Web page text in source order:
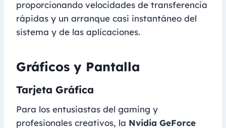
proporcionando velocidades de transferencia
rápidas y un arranque casi instantáneo del
sistema y de las aplicaciones.
Gráficos y Pantalla
Tarjeta Gráfica
Para los entusiastas del gaming y
profesionales creativos, la Nvidia GeForce